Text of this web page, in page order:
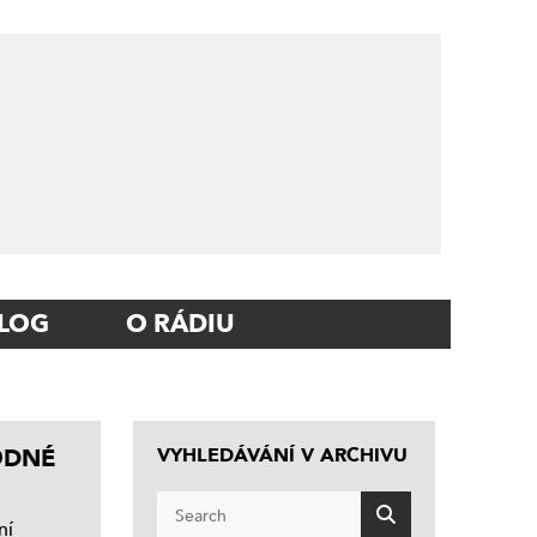
O RÁDIU
VYHLEDÁVÁNÍ V ARCHIVU